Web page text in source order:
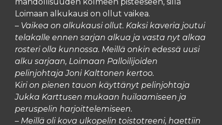
Loimaan alkukausi on ollut vaikea.
– Vaikea on alkukausi ollut. Kaksi kaveria joutui
telakalle ennen sarjan alkua ja vasta nyt alkaa
rosteri olla kunnossa. Meillä onkin edessä uusi
alku sarjaan, Loimaan Palloilijoiden
pelinjohtaja Joni Kalttonen kertoo.
Kiri on pienen tauon käyttänyt pelinjohtaja
Jukka Karttusen mukaan huilaamiseen ja
peruspelin harjoittelemiseen.
– Meillä oli kova ulkopelin toistotreeni, haettiin